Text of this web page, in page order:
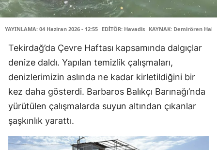
YAYINLAMA: 04 Haziran 2026 - 12:55 EDİTÖR: Havadis KAYNAK: Demirören
Tekirdağ’da Çevre Haftası kapsamında dalgıçlar
denize daldı. Yapılan temizlik çalışmaları,
denizlerimizin aslında ne kadar kirletildiğini bir
kez daha gösterdi. Barbaros Balıkçı Barınağı’nda
yürütülen çalışmalarda suyun altından çıkanlar
şaşkınlık yarattı.